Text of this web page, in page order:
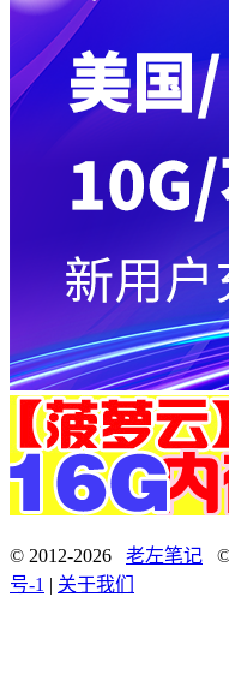
© 2012-2026 老左笔记 ©
号-1 | 关于我们